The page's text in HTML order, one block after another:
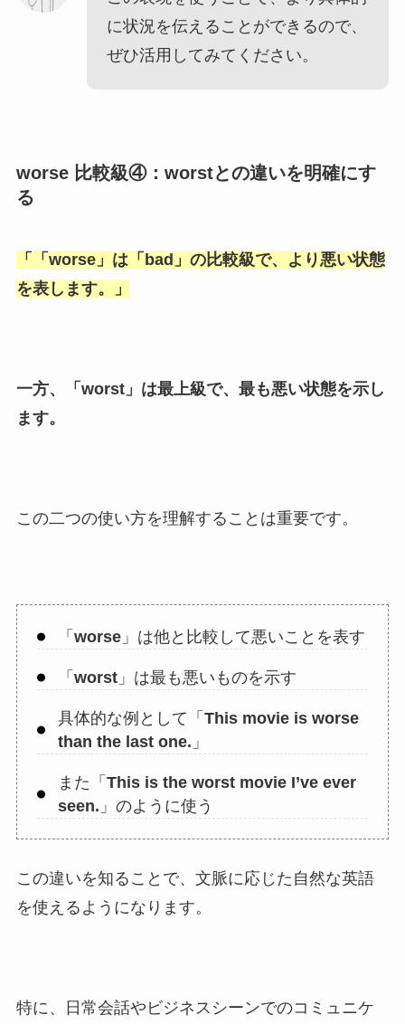
に状況を伝えることができるので、
ぜひ活用してみてください。
worse 比較級④：worstとの違いを明確にす
る
「 「worse」は「 bad 」の比較級で、より悪い状態
を表します。」
一方、「 worst」は最上級で、最も悪い状態を示し
ます。
この二つの使い方を理解することは重要です。
「 worse」は他と比較して悪いことを表す
「 worst」は最も悪いものを示す
具体的な例として「 This movie is worse
than the last one. 」
また「 This is the worst movie I’ve ever
seen. 」のように使う
この違いを知ることで、文脈に応じた自然な英語
を使えるようになります。
特に、日常会話やビジネスシーンでのコミュニケ